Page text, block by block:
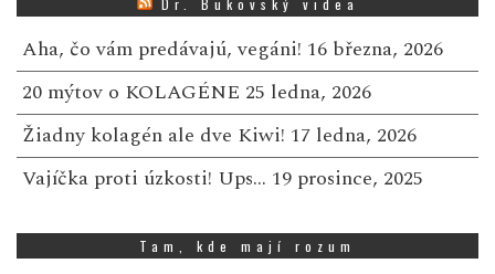
Aha, čo vám predávajú, vegáni! 16 března, 2026
20 mýtov o KOLAGÉNE 25 ledna, 2026
Žiadny kolagén ale dve Kiwi! 17 ledna, 2026
Vajíčka proti úzkosti! Ups… 19 prosince, 2025
Tam, kde mají rozum